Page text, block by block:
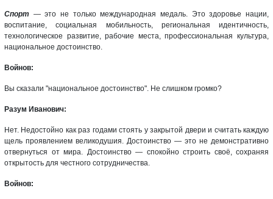
Спорт — это не только международная медаль. Это здоровье нации,
воспитание, социальная мобильность, региональная идентичность,
технологическое развитие, рабочие места, профессиональная культура,
национальное достоинство.
Войнов:
Вы сказали "национальное достоинство". Не слишком громко?
Разум Иванович:
Нет. Недостойно как раз годами стоять у закрытой двери и считать каждую
щель проявлением великодушия. Достоинство — это не демонстративно
отвернуться от мира. Достоинство — спокойно строить своё, сохраняя
открытость для честного сотрудничества.
Войнов: